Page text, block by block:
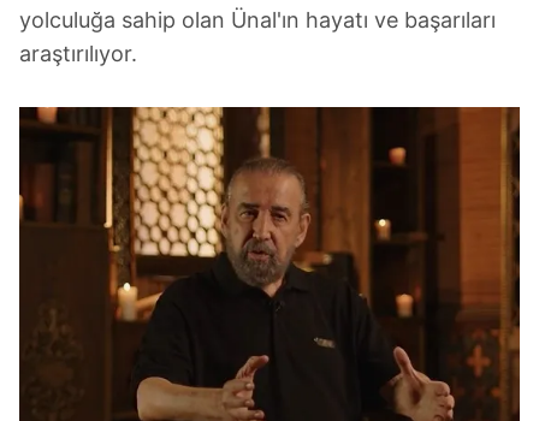
yolculuğa sahip olan Ünal'ın hayatı ve başarıları
araştırılıyor.